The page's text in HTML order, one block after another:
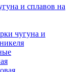
и сплавов на
чугуна и